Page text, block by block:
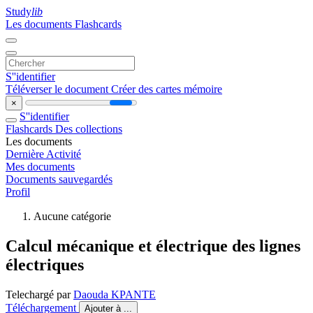
Studylib
Les documents Flashcards
S''identifier
Téléverser le document Créer des cartes mémoire
×
S''identifier
Flashcards Des collections
Les documents
Dernière Activité
Mes documents
Documents sauvegardés
Profil
Aucune catégorie
Calcul mécanique et électrique des lignes
électriques
Telechargé parDaouda KPANTE
Téléchargement
Ajouter à ...